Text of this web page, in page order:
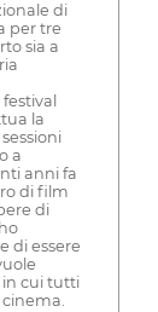
di
per tre
sia a
la
a
anni fa
di film
di
di essere
in cui tutti